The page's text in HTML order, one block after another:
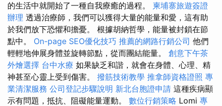
的生活中就開始了一種自我療癒的過程。 柬埔寨旅遊簽證
辦理 透過治療師，我們可以獲得大量的能量和愛，這有助
於我們放下恐懼和擔憂。 根據胡納哲學，能量被封鎖在節
點中。 On-page SEO優化技巧 推薦的網路行銷公司 他們
輕輕地伸展身體並旋轉節點，從而團結能量。 創意下午茶
外燴選擇 台中水療 如果缺乏和諧，就會在身體、心理、精
神甚至心靈上受到傷害。 撥筋技術教學 推拿師資格證照 專
業清潔服務 公司登記步驟說明 新北台胞證申請 這種疾病顯
示有問題，抵抗、阻礙能量運動。 數位行銷策略 Lomi 專